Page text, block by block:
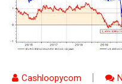
Cashloopycom